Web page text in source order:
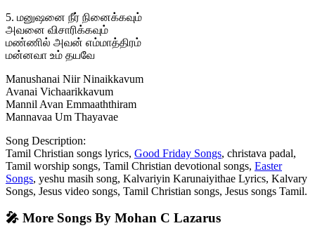
5. மனுஷனை நீர் நினைக்கவும்
அவனை விசாரிக்கவும்
மண்ணில் அவன் எம்மாத்திரம்
மன்னவா உம் தயவே
Manushanai Niir Ninaikkavum
Avanai Vichaarikkavum
Mannil Avan Emmaaththiram
Mannavaa Um Thayavae
Song Description:
Tamil Christian songs lyrics, Good Friday Songs, christava padal,
Tamil worship songs, Tamil Christian devotional songs, Easter
Songs, yeshu masih song, Kalvariyin Karunaiyithae Lyrics, Kalvary
Songs, Jesus video songs, Tamil Christian songs, Jesus songs Tamil.
🎤 More Songs By Mohan C Lazarus